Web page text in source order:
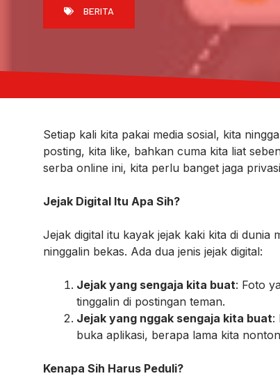
BERITA
Setiap kali kita pakai media sosial, kita
posting, kita like, bahkan cuma kita liat
serba online ini, kita perlu banget jaga
Jejak Digital Itu Apa Sih?
Jejak digital itu kayak jejak kaki kita di
ninggalin bekas. Ada dua jenis jejak digital:
Jejak yang sengaja kita buat: Foto
tinggalin di postingan teman.
Jejak yang nggak sengaja kita buat:
buka aplikasi, berapa lama kita
Kenapa Sih Harus Peduli?